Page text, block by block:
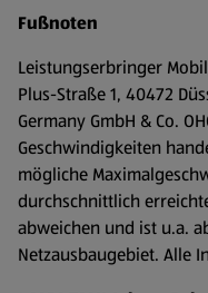
Fußnoten
Leistungserbringer
Plus-Straße 1, 40472
Germany GmbH & Co.
Geschwindigkeiten
mögliche
durchschnittlich
abweichen und ist u.a.
Netzausbaugebiet. Alle